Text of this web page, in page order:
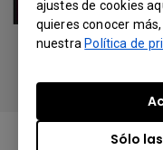
ajustes de cookies
quieres conocer
nuestraPolítica de
Sólo